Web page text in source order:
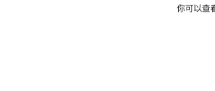
你可以查